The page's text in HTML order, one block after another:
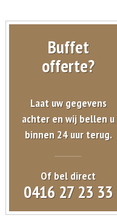
Buffet
offerte?
Laat uw gegevens
achter en wij bellen u
binnen 24 uur terug.
Of bel direct
0416 27 23 33